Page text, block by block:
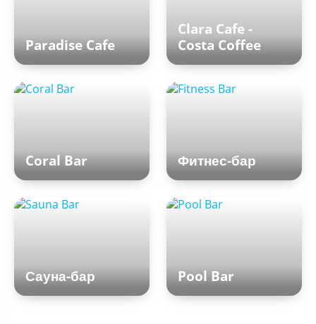
Paradise Cafe
Clara Cafe -
Costa Coffee
Coral Bar Фитнес-бар
Сауна-бар Pool Bar